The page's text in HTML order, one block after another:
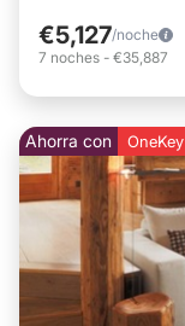
€5,127/noche
7 noches - €35,887
Ahorra con OneKey